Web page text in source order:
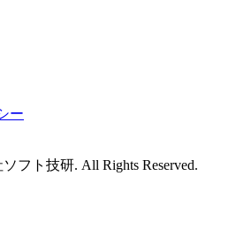
ー
フト技研. All Rights Reserved.